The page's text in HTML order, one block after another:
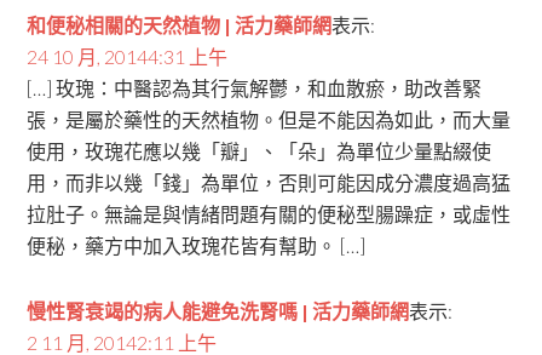
和便秘相關的天然植物 | 活力藥師網表示:
24 10 月, 20144:31 上午
[…] 玫瑰：中醫認為其行氣解鬱，和血散瘀，助改善緊
張，是屬於藥性的天然植物。但是不能因為如此，而大量
使用，玫瑰花應以幾「瓣」、「朵」為單位少量點綴使
用，而非以幾「錢」為單位，否則可能因成分濃度過高猛
拉肚子。無論是與情緒問題有關的便秘型腸躁症，或虛性
便秘，藥方中加入玫瑰花皆有幫助。 […]
慢性腎衰竭的病人能避免洗腎嗎 | 活力藥師網表示:
2 11 月, 20142:11 上午